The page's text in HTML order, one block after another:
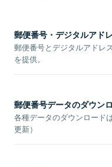
郵便番号・デジタルアド
郵便番号とデジタルアドレ
を提供。
郵便番号データのダウン
各種データのダウンロード
更新）